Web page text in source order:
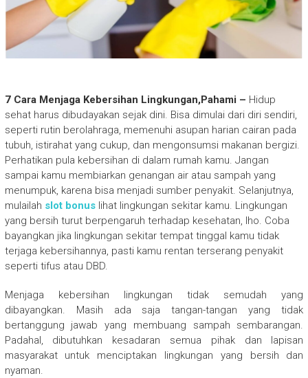
7 Cara Menjaga Kebersihan Lingkungan,Pahami – Hidup
sehat harus dibudayakan sejak dini. Bisa dimulai dari diri sendiri,
seperti rutin berolahraga, memenuhi asupan harian cairan pada
tubuh, istirahat yang cukup, dan mengonsumsi makanan bergizi.
Perhatikan pula kebersihan di dalam rumah kamu. Jangan
sampai kamu membiarkan genangan air atau sampah yang
menumpuk, karena bisa menjadi sumber penyakit. Selanjutnya,
mulailah slot bonuslihat lingkungan sekitar kamu. Lingkungan
yang bersih turut berpengaruh terhadap kesehatan, lho. Coba
bayangkan jika lingkungan sekitar tempat tinggal kamu tidak
terjaga kebersihannya, pasti kamu rentan terserang penyakit
seperti tifus atau DBD.
Menjaga kebersihan lingkungan tidak semudah yang
dibayangkan. Masih ada saja tangan-tangan yang tidak
bertanggung jawab yang membuang sampah sembarangan.
Padahal, dibutuhkan kesadaran semua pihak dan lapisan
masyarakat untuk menciptakan lingkungan yang bersih dan
nyaman.